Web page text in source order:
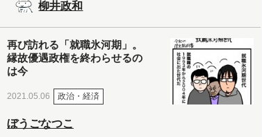
柳井政和
再び訪れる「就職氷河期」。
縁故優遇政権を終わらせるの
は今
2021.05.06 政治・経済
ぼうごなつこ